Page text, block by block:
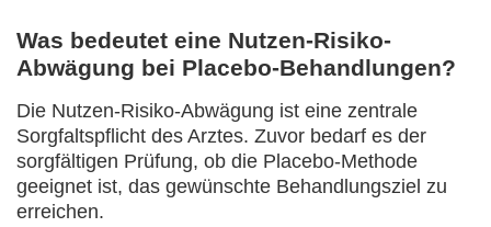
Was bedeutet eine Nutzen-Risiko-
Abwägung bei Placebo-Behandlungen?
Die Nutzen-Risiko-Abwägung ist eine zentrale
Sorgfaltspflicht des Arztes. Zuvor bedarf es der
sorgfältigen Prüfung, ob die Placebo-Methode
geeignet ist, das gewünschte Behandlungsziel zu
erreichen.